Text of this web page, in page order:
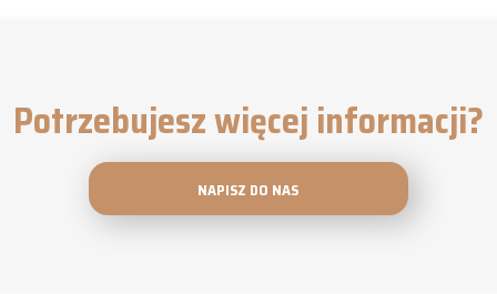
Potrzebujesz więcej informacji?
NAPISZ DO NAS